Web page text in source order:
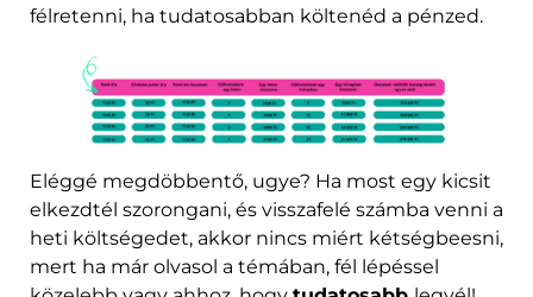
félretenni, ha tudatosabban költenéd a pénzed.
Eléggé megdöbbentő, ugye? Ha most egy kicsit
elkezdtél szorongani, és visszafelé számba venni a
heti költségedet, akkor nincs miért kétségbeesni,
mert ha már olvasol a témában, fél lépéssel